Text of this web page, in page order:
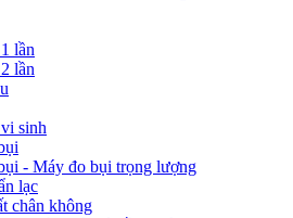
lần
lần
sinh
- Máy đo bụi trọng lượng
lạc
chân không